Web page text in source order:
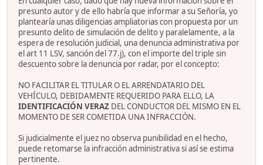
presunto autor y de ello habría que informar a su Señoría, yo
plantearía unas diligencias ampliatorias con propuesta por un
presunto delito de simulación de delito y paralelamente, a la
espera de resolución judicial, una denuncia administrativa por
el art 11 LSV, sanción del 77.j), con el importe del triple sin
descuento sobre la denuncia por radar, por el concepto:
NO FACILITAR EL TITULAR O EL ARRENDATARIO DEL
VEHÍCULO, DEBIDAMENTE REQUERIDO PARA ELLO, LA
IDENTIFICACIÓN VERAZ DEL CONDUCTOR DEL MISMO EN EL
MOMENTO DE SER COMETIDA UNA INFRACCIÓN.
Si judicialmente el juez no observa punibilidad en el hecho,
puede retomarse la infracción administrativa si así se estima
pertinente.